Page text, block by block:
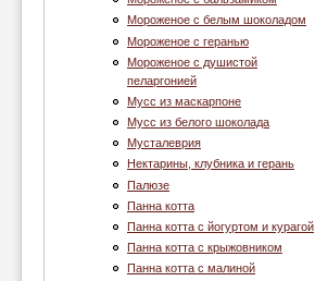
Мороженое с белым шоколадом
Мороженое с геранью
Мороженое с душистой
пеларгонией
Муcc из маскарпоне
Мусс из белого шоколада
Мусталеврия
Нектарины, клубника и герань
Палюзе
Панна котта
Панна котта с йогуртом и курагой
Панна котта с крыжовником
Панна котта с малиной